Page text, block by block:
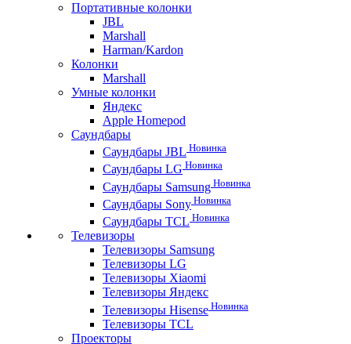
Портативные колонки
JBL
Marshall
Harman/Kardon
Колонки
Marshall
Умные колонки
Яндекс
Apple Homepod
Саундбары
Саундбары JBL Новинка
Саундбары LG Новинка
Саундбары Samsung Новинка
Саундбары Sony Новинка
Саундбары TCL Новинка
Телевизоры
Телевизоры Samsung
Телевизоры LG
Телевизоры Xiaomi
Телевизоры Яндекс
Телевизоры Hisense Новинка
Телевизоры TCL
Проекторы